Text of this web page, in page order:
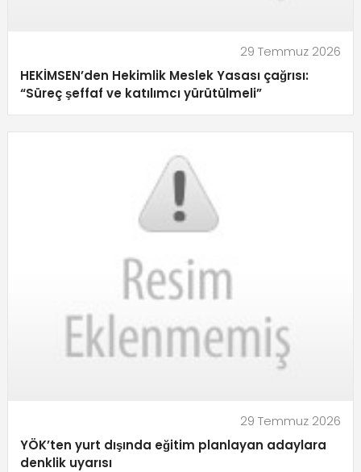
29 Temmuz 2026
HEKİMSEN’den Hekimlik Meslek Yasası çağrısı:
“Süreç şeffaf ve katılımcı yürütülmeli”
29 Temmuz 2026
YÖK’ten yurt dışında eğitim planlayan adaylara
denklik uyarısı